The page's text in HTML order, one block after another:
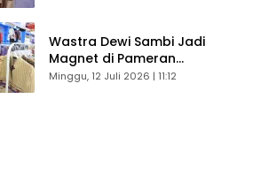
Wastra Dewi Sambi Jadi
Magnet di Pameran
Dekranasda, Banyak Diminati
Minggu, 12 Juli 2026 | 11:12